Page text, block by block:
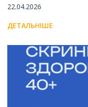
22.04.2026
ДЕТАЛЬНІШЕ